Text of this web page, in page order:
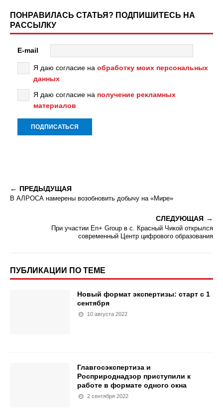
ПОНРАВИЛАСЬ СТАТЬЯ? ПОДПИШИТЕСЬ НА
РАССЫЛКУ
E-mail
Я даю согласие на обработку моих персональных
данных
Я даю согласие на получение рекламных
материалов
ПРЕДЫДУЩАЯ
В АЛРОСА намерены возобновить добычу на «Мире»
СЛЕДУЮЩАЯ
При участии En+ Group в с. Красный Чикой открылся
современный Центр цифрового образования
ПУБЛИКАЦИИ ПО ТЕМЕ
Новый формат экспертизы: старт с 1
сентября
10 августа 2022
Главгосэкспертиза и
Росприроднадзор приступили к
работе в формате одного окна
2 сентября 2022